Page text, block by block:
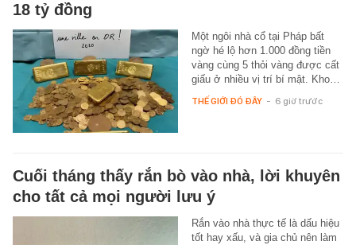
18 tỷ đồng
Một ngôi nhà cổ tại Pháp bất
ngờ hé lộ hơn 1.000 đồng tiền
vàng cùng 5 thỏi vàng được cất
giấu ở nhiều vị trí bí mật. Kho…
THẾ GIỚI ĐÓ ĐÂY - 6 giờ trước
Cuối tháng thấy rắn bò vào nhà, lời khuyên
cho tất cả mọi người lưu ý
Rắn vào nhà thực tế là dấu hiệu
tốt hay xấu, và gia chủ nên làm